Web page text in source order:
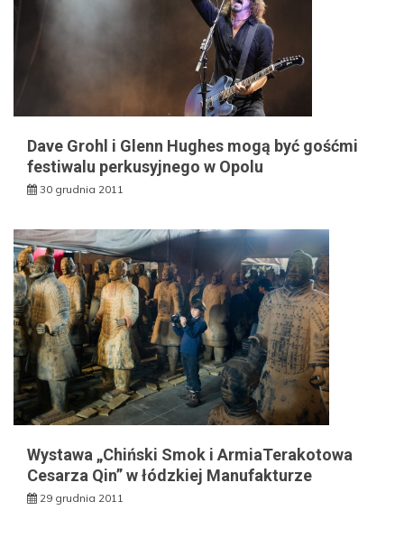
Dave Grohl i Glenn Hughes mogą być gośćmi
festiwalu perkusyjnego w Opolu
30 grudnia 2011
Wystawa „Chiński Smok i ArmiaTerakotowa
Cesarza Qin” w łódzkiej Manufakturze
29 grudnia 2011